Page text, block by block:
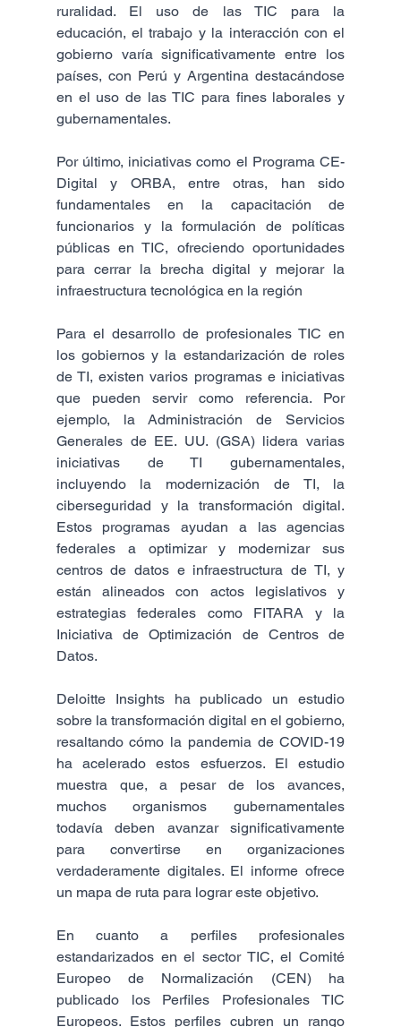
ruralidad. El uso de las TIC para la
educación, el trabajo y la interacción con el
gobierno varía significativamente entre los
países, con Perú y Argentina destacándose
en el uso de las TIC para fines laborales y
gubernamentales​.
Por último, iniciativas como el Programa CE-
Digital y ORBA, entre otras, han sido
fundamentales en la capacitación de
funcionarios y la formulación de políticas
públicas en TIC, ofreciendo oportunidades
para cerrar la brecha digital y mejorar la
infraestructura tecnológica en la región​
Para el desarrollo de profesionales TIC en
los gobiernos y la estandarización de roles
de TI, existen varios programas e iniciativas
que pueden servir como referencia. Por
ejemplo, la Administración de Servicios
Generales de EE. UU. (GSA) lidera varias
iniciativas de TI gubernamentales,
incluyendo la modernización de TI, la
ciberseguridad y la transformación digital.
Estos programas ayudan a las agencias
federales a optimizar y modernizar sus
centros de datos e infraestructura de TI, y
están alineados con actos legislativos y
estrategias federales como FITARA y la
Iniciativa de Optimización de Centros de
Datos.
Deloitte Insights ha publicado un estudio
sobre la transformación digital en el gobierno,
resaltando cómo la pandemia de COVID-19
ha acelerado estos esfuerzos. El estudio
muestra que, a pesar de los avances,
muchos organismos gubernamentales
todavía deben avanzar significativamente
para convertirse en organizaciones
verdaderamente digitales. El informe ofrece
un mapa de ruta para lograr este objetivo​.
En cuanto a perfiles profesionales
estandarizados en el sector TIC, el Comité
Europeo de Normalización (CEN) ha
publicado los Perfiles Profesionales TIC
Europeos. Estos perfiles cubren un rango